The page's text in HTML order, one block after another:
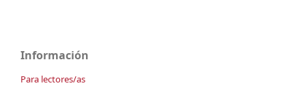
Información
Para lectores/as